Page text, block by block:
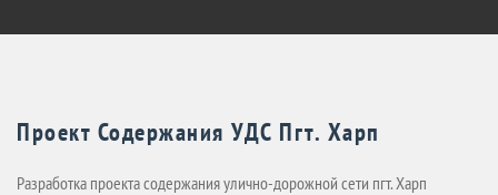
Проект Содержания УДС Пгт. Харп
Разработка проекта содержания улично-дорожной сети пгт. Харп